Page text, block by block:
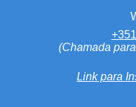
(Chamada
Link para